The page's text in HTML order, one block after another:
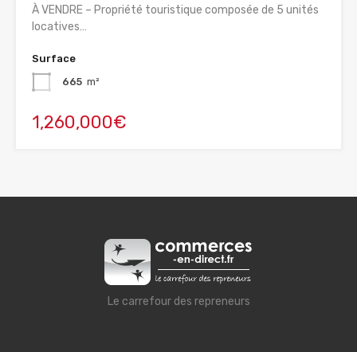
À VENDRE – Propriété touristique composée de 5 unités
locatives…
Surface
665 m²
1,260,000€
Le carrefour des repreneurs